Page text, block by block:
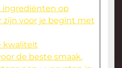
ingrediënten op
voor je begint met
kwaliteit
de beste smaak.